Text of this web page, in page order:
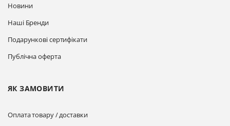
Новини
Наші Бренди
Подарункові сертифікати
Публічна оферта
ЯК ЗАМОВИТИ
Оплата товару / доставки